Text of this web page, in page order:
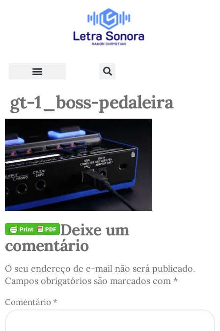
gt-1_boss-pedaleira
Deixe um
comentário
O seu endereço de e-mail não será publicado.
Campos obrigatórios são marcados com *
Comentário*